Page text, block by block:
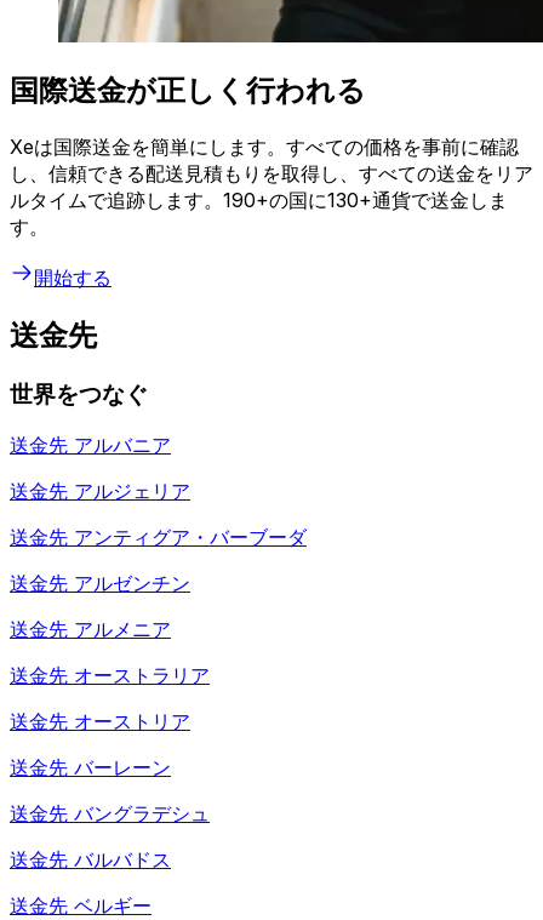
国際送金が正しく行われる
Xeは国際送金を簡単にします。すべての価格を事前に確認
し、信頼できる配送見積もりを取得し、すべての送金をリア
ルタイムで追跡します。190+の国に130+通貨で送金しま
す。
開始する
送金先
世界をつなぐ
送金先 アルバニア
送金先 アルジェリア
送金先 アンティグア・バーブーダ
送金先 アルゼンチン
送金先 アルメニア
送金先 オーストラリア
送金先 オーストリア
送金先 バーレーン
送金先 バングラデシュ
送金先 バルバドス
送金先 ベルギー